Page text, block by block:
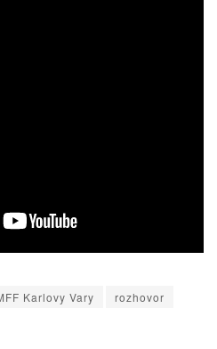
Karlovy Vary rozhovor